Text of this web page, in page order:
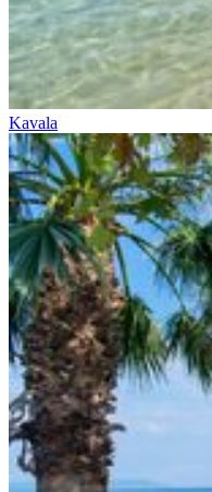
Kavala